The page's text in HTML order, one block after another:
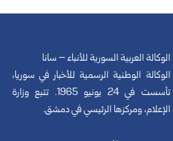
الوكالة العربية السورية للأنباء – سانا
الوكالة الوطنية الرسمية للأخبار في سوريا،
تأسست في 24 يونيو 1965. تتبع وزارة
الإعلام، ومركزها الرئيسي في دمشق.